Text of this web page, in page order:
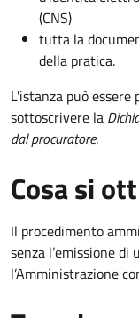
(CNS)
tutta la
della pratica.
L'istanza può
sottoscrivere la
dal procuratore.
Cosa si
Il procedimento
senza l’emissione
l’Amministrazione